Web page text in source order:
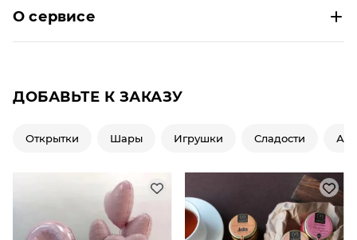
О сервисе
ДОБАВЬТЕ К ЗАКАЗУ
Открытки Шары Игрушки Сладости